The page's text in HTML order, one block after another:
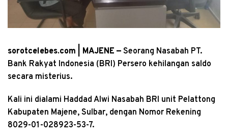
sorotcelebes.com | MAJENE — Seorang Nasabah PT.
Bank Rakyat Indonesia (BRI) Persero kehilangan saldo
secara misterius.
Kali ini dialami Haddad Alwi Nasabah BRI unit Pelattong
Kabupaten Majene, Sulbar, dengan Nomor Rekening
8029-01-028923-53-7.